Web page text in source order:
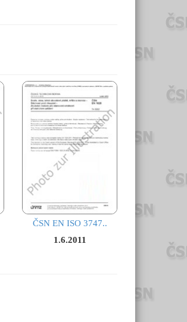
ČSN EN ISO 3747..
1.6.2011